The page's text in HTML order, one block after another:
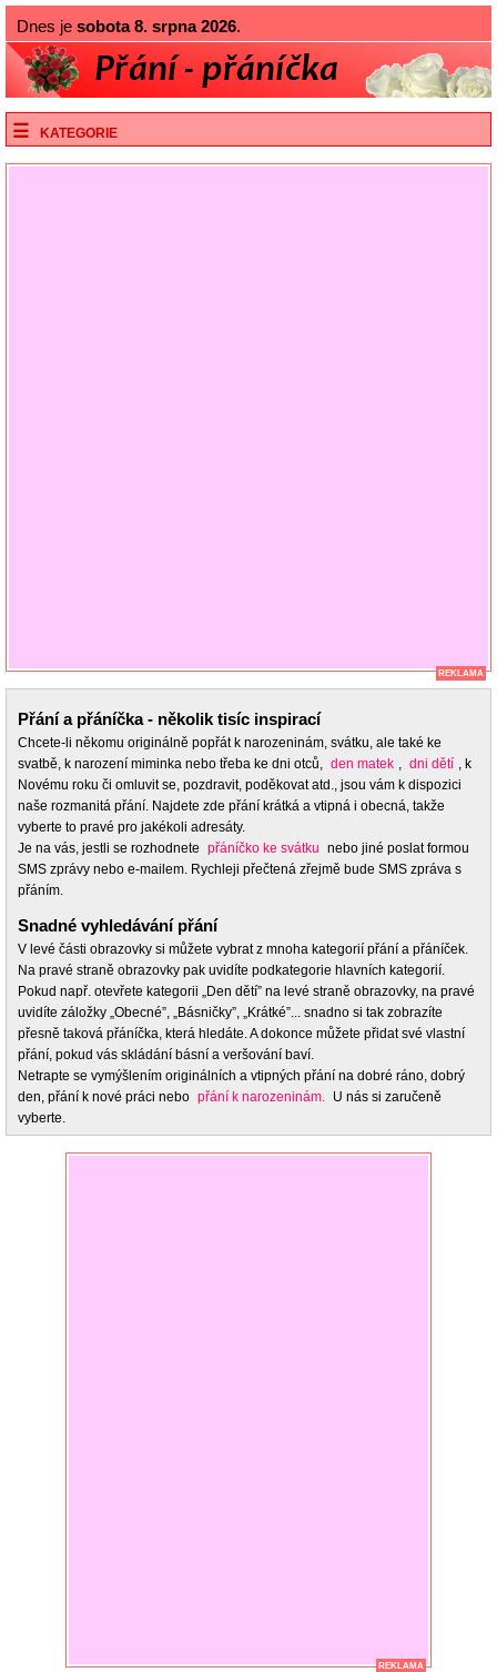
Dnes je sobota 8. srpna 2026.
KATEGORIE
REKLAMA
Přání a přáníčka - několik tisíc inspirací
Chcete-li někomu originálně popřát k narozeninám, svátku, ale také ke
svatbě, k narození miminka nebo třeba ke dni otců, den matek , dni dětí , k
Novému roku či omluvit se, pozdravit, poděkovat atd., jsou vám k dispozici
naše rozmanitá přání. Najdete zde přání krátká a vtipná i obecná, takže
vyberte to pravé pro jakékoli adresáty.
Je na vás, jestli se rozhodnete přáníčko ke svátku nebo jiné poslat formou
SMS zprávy nebo e-mailem. Rychleji přečtená zřejmě bude SMS zpráva s
přáním.
Snadné vyhledávání přání
V levé části obrazovky si můžete vybrat z mnoha kategorií přání a přáníček.
Na pravé straně obrazovky pak uvidíte podkategorie hlavních kategorií.
Pokud např. otevřete kategorii „Den dětí” na levé straně obrazovky, na pravé
uvidíte záložky „Obecné”, „Básničky”, „Krátké”... snadno si tak zobrazíte
přesně taková přáníčka, která hledáte. A dokonce můžete přidat své vlastní
přání, pokud vás skládání básní a veršování baví.
Netrapte se vymýšlením originálních a vtipných přání na dobré ráno, dobrý
den, přání k nové práci nebo přání k narozeninám. U nás si zaručeně
vyberte.
REKLAMA